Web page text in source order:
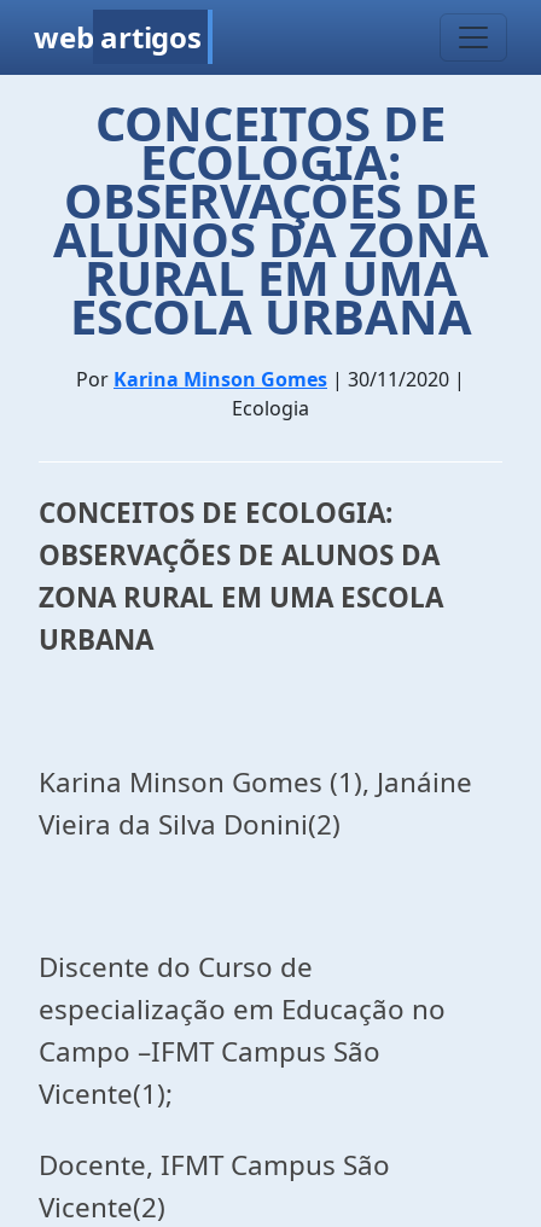
web artigos
CONCEITOS DE
ECOLOGIA:
OBSERVAÇÕES DE
ALUNOS DA ZONA
RURAL EM UMA
ESCOLA URBANA
Por Karina Minson Gomes | 30/11/2020 |
Ecologia
CONCEITOS DE ECOLOGIA:
OBSERVAÇÕES DE ALUNOS DA
ZONA RURAL EM UMA ESCOLA
URBANA
Karina Minson Gomes (1), Janáine
Vieira da Silva Donini(2)
Discente do Curso de
especialização em Educação no
Campo –IFMT Campus São
Vicente(1);
Docente, IFMT Campus São
Vicente(2)